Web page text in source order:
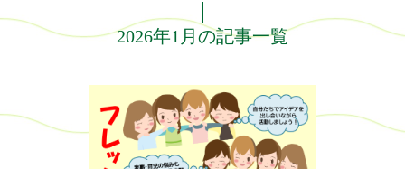
2026年1月の記事一覧